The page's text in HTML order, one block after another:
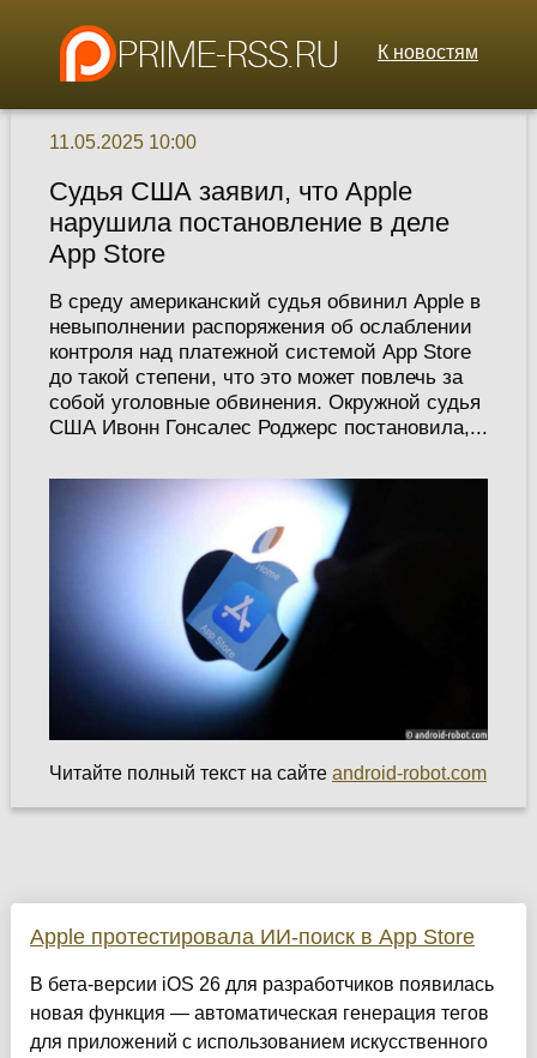
К новостям
11.05.2025 10:00
Судья США заявил, что Apple
нарушила постановление в деле
App Store
В среду американский судья обвинил Apple в
невыполнении распоряжения об ослаблении
контроля над платежной системой App Store
до такой степени, что это может повлечь за
собой уголовные обвинения. Окружной судья
США Ивонн Гонсалес Роджерс постановила,...
Читайте полный текст на сайте android-robot.com
Apple протестировала ИИ-поиск в App Store
В бета-версии iOS 26 для разработчиков появилась
новая функция — автоматическая генерация тегов
для приложений с использованием искусственного